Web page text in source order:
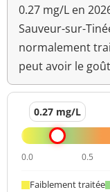
0.27 mg/L en
Sauveur-sur-
normalement
peut avoir le
0.27 mg/L
0.0 0.5
Faiblement traitée